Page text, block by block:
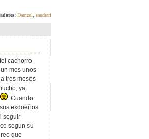
Damzel sandrarf
cachorro
mes unos
tres meses
ya
. Cuando
exdueños
seguir
segun su
que